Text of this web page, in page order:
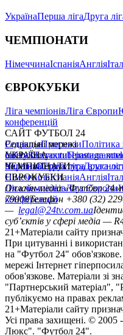
УкраїнаПерша лігаДруга
ЧЕМПІОНАТИ
НімеччинаІспаніяАнглія
ЄВРОКУБКИ
Ліга чемпіонівЛіга Європи
конференцій
САЙТ ФУТБОЛ 24
РедакціяПрогнозиПолітика
сайтуКонтактиПравила
політикаСтруктура
Соціальні мережі
facebookxyoutubeinstagram
УКРАЇНА
УкраїнаПерша лігаДруга
ЧЕМПІОНАТИ
НімеччинаІспаніяАнглія
ЄВРОКУБКИ
Ліга чемпіонівЛіга Європи
конференцій
Онлайн-медіа «Футбол 24»
79008Телефон +380 (32)
— legal@24tv.com.ua
суб’єктів у сфері медіа —
21+Матеріали сайту
При цитуванні і
на "Футбол 24"
мережі Інтернет
обов'язкове. Матеріали зі
"Партнерський матеріал",
публікуємо на правах
21+Матеріали сайту
Усi права захищенi. © 2005 -
Люкс". "Футбол 24".